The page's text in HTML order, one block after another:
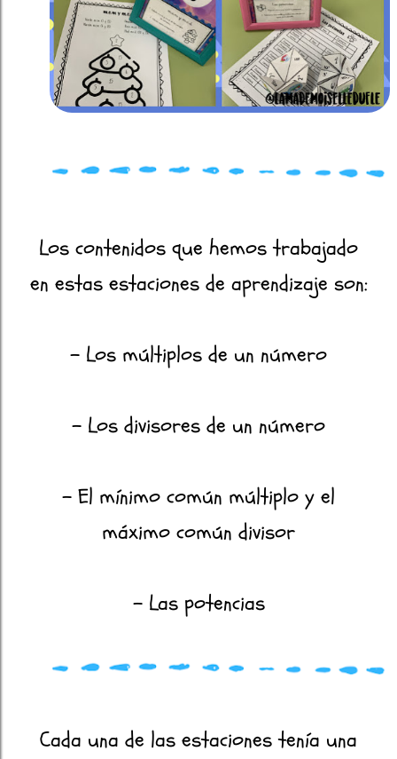
Los contenidos que hemos trabajado
en estas estaciones de aprendizaje son:
- Los múltiplos de un número
- Los divisores de un número
- El mínimo común múltiplo y el
máximo común divisor
- Las potencias
Cada una de las estaciones tenía una